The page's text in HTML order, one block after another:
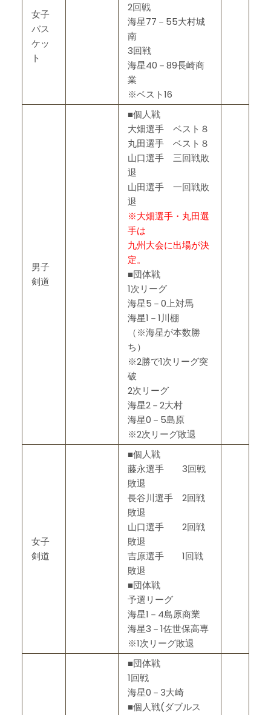
女子
バス
ケッ
ト
2回戦
海星77－55大村城
南
3回戦
海星40－89長崎商
業
※ベスト16
男子
剣道
■個人戦
大畑選手 ベスト８
丸田選手 ベスト８
山口選手 三回戦敗
退
山田選手 一回戦敗
退
※大畑選手・丸田選
手は
九州大会に出場が決
定。
■団体戦
1次リーグ
海星5－0上対馬
海星1－1川棚
（※海星が本数勝
ち）
※2勝で1次リーグ突
破
2次リーグ
海星2－2大村
海星0－5島原
※2次リーグ敗退
女子
剣道
■個人戦
藤永選手 3回戦
敗退
長谷川選手 2回戦
敗退
山口選手 2回戦
敗退
吉原選手 1回戦
敗退
■団体戦
予選リーグ
海星1－4島原商業
海星3－1佐世保高専
※1次リーグ敗退
■団体戦
1回戦
海星0－3大崎
■個人戦(ダブルス